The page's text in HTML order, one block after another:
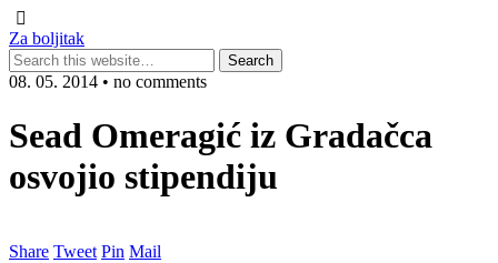
Za boljitak
08. 05. 2014 • no comments
Sead Omeragić iz Gradačca
osvojio stipendiju
Share Tweet Pin Mail